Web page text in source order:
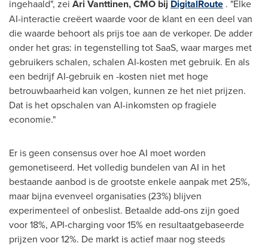
ingehaald", zei Ari Vanttinen, CMO bij DigitalRoute . "Elke
AI-interactie creëert waarde voor de klant en een deel van
die waarde behoort als prijs toe aan de verkoper. De adder
onder het gras: in tegenstelling tot SaaS, waar marges met
gebruikers schalen, schalen AI-kosten met gebruik. En als
een bedrijf AI-gebruik en -kosten niet met hoge
betrouwbaarheid kan volgen, kunnen ze het niet prijzen.
Dat is het opschalen van AI-inkomsten op fragiele
economie."
Er is geen consensus over hoe AI moet worden
gemonetiseerd. Het volledig bundelen van AI in het
bestaande aanbod is de grootste enkele aanpak met 25%,
maar bijna evenveel organisaties (23%) blijven
experimenteel of onbeslist. Betaalde add-ons zijn goed
voor 18%, API-charging voor 15% en resultaatgebaseerde
prijzen voor 12%. De markt is actief maar nog steeds